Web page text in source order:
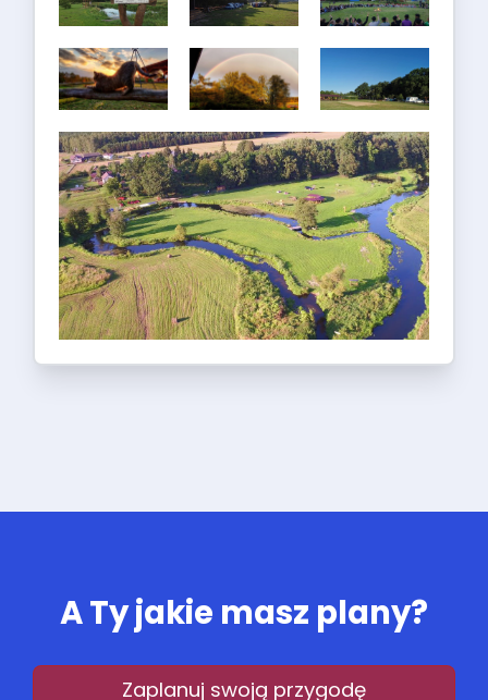
A Ty jakie masz plany?
Zaplanuj swoją przygodę